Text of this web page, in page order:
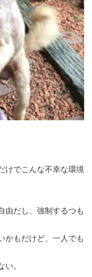
けでこんな不幸な環境
由だし、強制するつも
かもだけど、一人でも
い。